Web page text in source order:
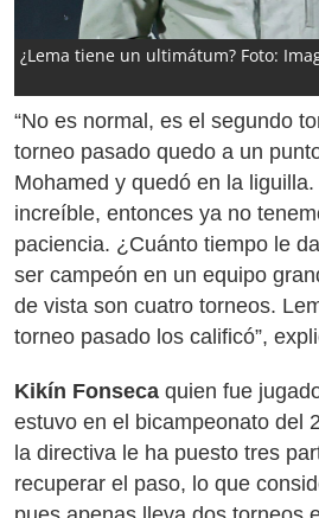
¿Lema tiene un ultimátum? Foto:
“No es normal, es el segundo
torneo pasado quedo a un
Mohamed y quedó en la
increíble, entonces ya no
paciencia. ¿Cuánto tiempo le
ser campeón en un equipo
de vista son cuatro torneos.
torneo pasado los calificó”,
Kikín Fonseca quien fue
estuvo en el bicampeonato del
la directiva le ha puesto tres
recuperar el paso, lo que